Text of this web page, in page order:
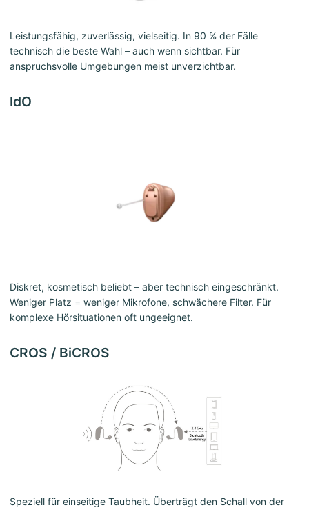
Leistungsfähig, zuverlässig, vielseitig. In 90 % der Fälle
technisch die beste Wahl – auch wenn sichtbar. Für
anspruchsvolle Umgebungen meist unverzichtbar.
IdO
Diskret, kosmetisch beliebt – aber technisch eingeschränkt.
Weniger Platz = weniger Mikrofone, schwächere Filter. Für
komplexe Hörsituationen oft ungeeignet.
CROS / BiCROS
Speziell für einseitige Taubheit. Überträgt den Schall von der